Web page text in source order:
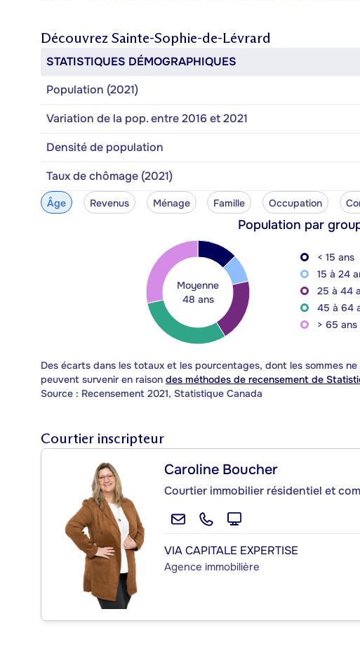
Découvrez Sainte-Sophie-de-Lévrard
STATISTIQUES DÉMOGRAPHIQUES
Population (2021)
Variation de la pop. entre 2016 et 2021
Densité de population
Taux de chômage (2021)
Âge Revenus Ménage Famille Occupation
Population par
Moyenne
48 ans
< 15 ans
15 à 24
25 à 44
45 à 64
> 65 ans
Des écarts dans les totaux et les pourcentages, dont les sommes
peuvent survenir en raison des méthodes de recensement de
Source : Recensement 2021, Statistique Canada
Courtier inscripteur
Caroline Boucher
Courtier immobilier résidentiel et
VIA CAPITALE EXPERTISE
Agence immobilière